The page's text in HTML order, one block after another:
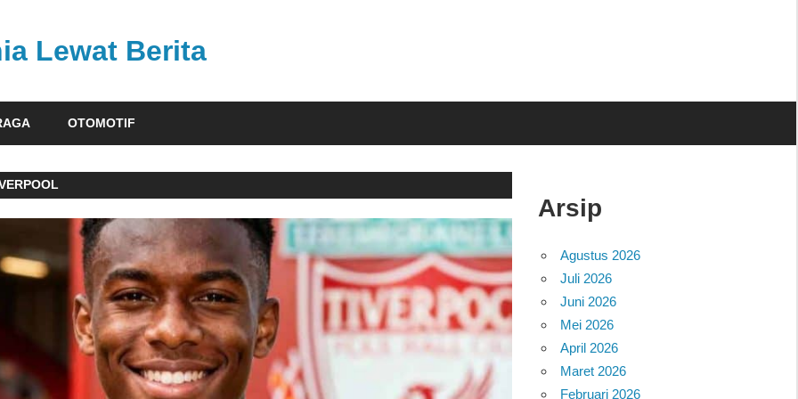
Lewat Berita
OTOMOTIF
Arsip
Agustus 2026
Juli 2026
Juni 2026
Mei 2026
April 2026
Maret 2026
Februari 2026